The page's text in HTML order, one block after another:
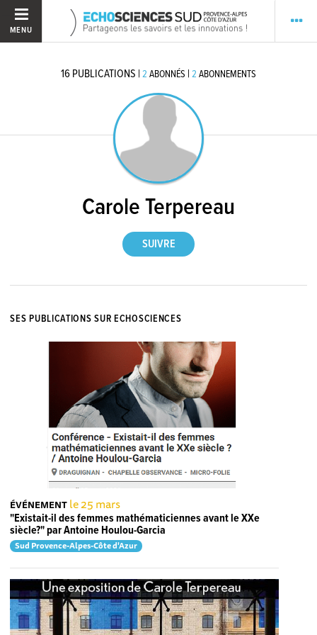
MENU
16PUBLICATIONS | 2 ABONNÉS | 2 ABONNEMENTS
Carole Terpereau
SES PUBLICATIONS SUR ECHOSCIENCES
ÉVÉNEMENT le 25 mars
"Existait-il des femmes mathématiciennes avant le XXe
siècle?" par Antoine Houlou-Garcia
Sud Provence-Alpes-Côte d'Azur